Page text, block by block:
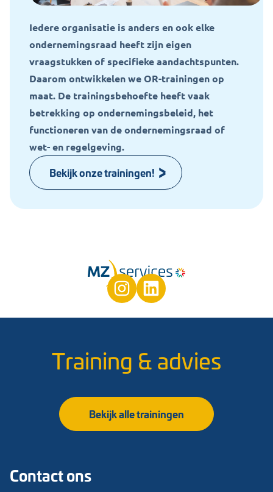
Iedere organisatie is anders en ook elke
ondernemingsraad heeft zijn eigen
vraagstukken of specifieke aandachtspunten.
Daarom ontwikkelen we OR-trainingen op
maat. De trainingsbehoefte heeft vaak
betrekking op ondernemingsbeleid, het
functioneren van de ondernemingsraad of
wet- en regelgeving.
Bekijk onze trainingen!
Training & advies
Bekijk alle trainingen
Contact ons